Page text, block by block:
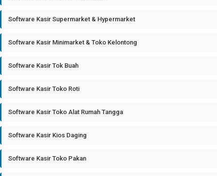
Software Kasir Supermarket & Hypermarket
Software Kasir Minimarket & Toko Kelontong
Software Kasir Tok Buah
Software Kasir Toko Roti
Software Kasir Toko Alat Rumah Tangga
Software Kasir Kios Daging
Software Kasir Toko Pakan